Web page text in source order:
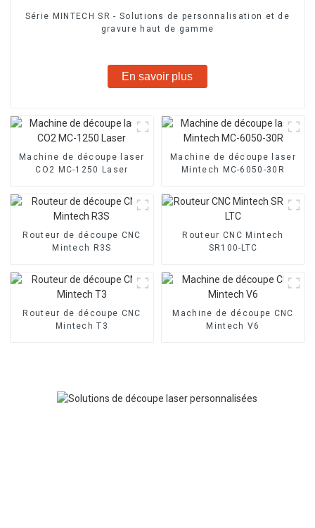
Série MINTECH SR - Solutions de personnalisation et de
gravure haut de gamme
En savoir plus
Machine de découpe laser
CO2 MC-1250 Laser
Machine de découpe laser
Mintech MC-6050-30R
Routeur de découpe CNC
Mintech R3S
Routeur CNC Mintech
SR100-LTC
Routeur de découpe CNC
Mintech T3
Machine de découpe CNC
Mintech V6